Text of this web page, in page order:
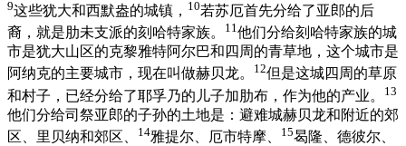
9这些犹大和西默盎的城镇， 10若苏厄首先分给了亚郎的后
裔，就是肋未支派的刻哈特家族。
11 他们分给刻哈特家族的城
市是犹大山区的克黎雅特阿尔巴和四周的青草地，这个城市是
阿纳克的主要城市，现在叫做赫贝龙。
12但是这城四周的草原
和村子，已经分给了耶孚乃的儿子加肋布，作为他的产业。
13
他们分给司祭亚郎的子孙的土地是：避难城赫贝龙和附近的郊
区、里贝纳和郊区、
14雅提尔、厄市特摩、 15曷隆、德彼尔、